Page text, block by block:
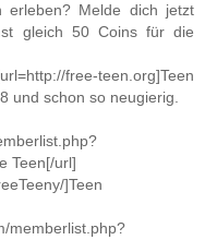
erleben? Melde dich jetzt
gleich 50 Coins für die
free-teen.org]Teen
und schon so neugierig.
Teen[/url]
]Teen
memberlist.php?